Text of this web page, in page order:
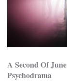
A Second Of June
Psychodrama